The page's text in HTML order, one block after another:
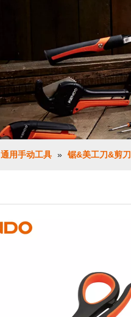
通用手动工具 » 锯&美工刀&剪刀